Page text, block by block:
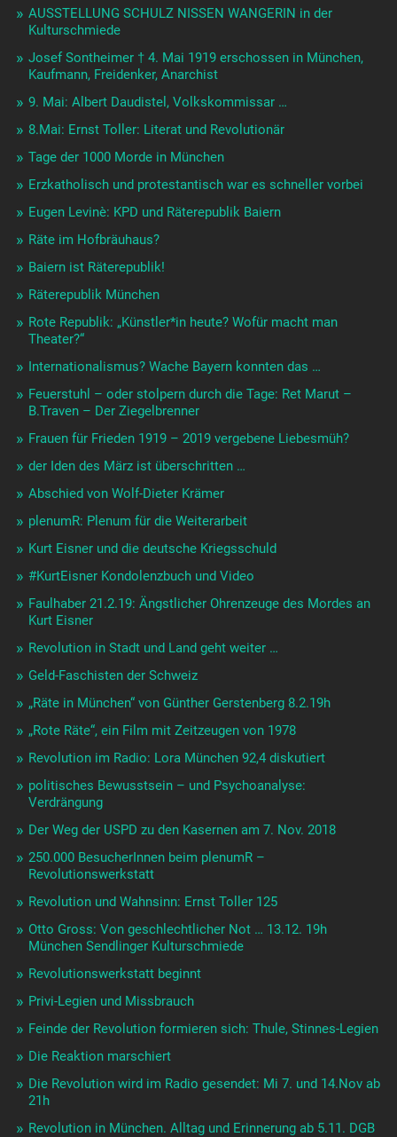
AUSSTELLUNG SCHULZ NISSEN WANGERIN in der
Kulturschmiede
Josef Sontheimer † 4. Mai 1919 erschossen in München,
Kaufmann, Freidenker, Anarchist
9. Mai: Albert Daudistel, Volkskommissar …
8.Mai: Ernst Toller: Literat und Revolutionär
Tage der 1000 Morde in München
Erzkatholisch und protestantisch war es schneller vorbei
Eugen Levinè: KPD und Räterepublik Baiern
Räte im Hofbräuhaus?
Baiern ist Räterepublik!
Räterepublik München
Rote Republik: „Künstler*in heute? Wofür macht man
Theater?“
Internationalismus? Wache Bayern konnten das …
Feuerstuhl – oder stolpern durch die Tage: Ret Marut –
B.Traven – Der Ziegelbrenner
Frauen für Frieden 1919 – 2019 vergebene Liebesmüh?
der Iden des März ist überschritten …
Abschied von Wolf-Dieter Krämer
plenumR: Plenum für die Weiterarbeit
Kurt Eisner und die deutsche Kriegsschuld
#KurtEisner Kondolenzbuch und Video
Faulhaber 21.2.19: Ängstlicher Ohrenzeuge des Mordes an
Kurt Eisner
Revolution in Stadt und Land geht weiter …
Geld-Faschisten der Schweiz
„Räte in München“ von Günther Gerstenberg 8.2.19h
„Rote Räte“, ein Film mit Zeitzeugen von 1978
Revolution im Radio: Lora München 92,4 diskutiert
politisches Bewusstsein – und Psychoanalyse:
Verdrängung
Der Weg der USPD zu den Kasernen am 7. Nov. 2018
250.000 BesucherInnen beim plenumR –
Revolutionswerkstatt
Revolution und Wahnsinn: Ernst Toller 125
Otto Gross: Von geschlechtlicher Not … 13.12. 19h
München Sendlinger Kulturschmiede
Revolutionswerkstatt beginnt
Privi-Legien und Missbrauch
Feinde der Revolution formieren sich: Thule, Stinnes-Legien
Die Reaktion marschiert
Die Revolution wird im Radio gesendet: Mi 7. und 14.Nov ab
21h
Revolution in München. Alltag und Erinnerung ab 5.11. DGB